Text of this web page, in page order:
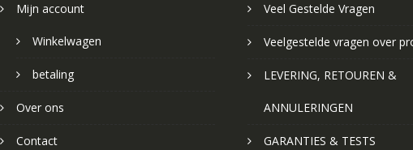
Mijn account
Winkelwagen
betaling
Over ons
Contact
Veel Gestelde Vragen
Veelgestelde vragen over
LEVERING, RETOUREN &
ANNULERINGEN
GARANTIES & TESTS